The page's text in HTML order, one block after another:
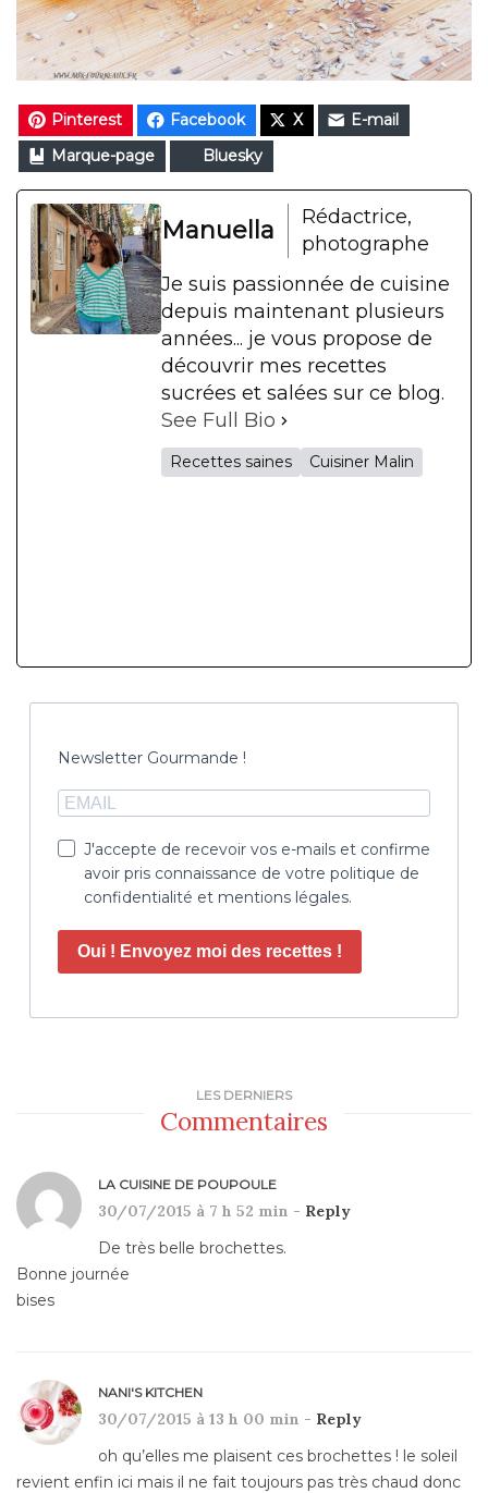
Pinterest Facebook X
E-mail
Marque-page
Bluesky
Manuella
Rédactrice,
photographe
Je suis passionnée de cuisine
depuis maintenant plusieurs
années... je vous propose de
découvrir mes recettes
sucrées et salées sur ce blog.
See Full Bio
Recettes saines Cuisiner Malin
Newsletter Gourmande !
J'accepte de recevoir vos e-mails et confirme
avoir pris connaissance de votre politique de
confidentialité et mentions légales.
Oui ! Envoyez moi des recettes !
LES DERNIERS
Commentaires
LA CUISINE DE POUPOULE
30/07/2015 à 7 h 52 min - Reply
De très belle brochettes.
Bonne journée
bises
NANI'S KITCHEN
30/07/2015 à 13 h 00 min - Reply
oh qu’elles me plaisent ces brochettes ! le soleil
revient enfin ici mais il ne fait toujours pas très chaud donc